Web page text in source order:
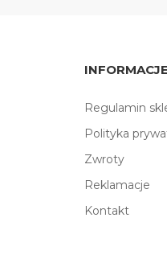
INFORMACJE
Regulamin
Polityka
Zwroty
Reklamacje
Kontakt